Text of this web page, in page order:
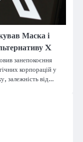
Маска і
X
занепокоєння
корпорацій у
залежність від…